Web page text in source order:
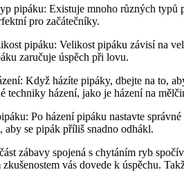
pipáku:​ Existuje mnoho různých typů
pro začátečníky.
pipáku: Velikost pipáku závisí na
zaručuje úspěch při‍ lovu.
Když házíte pipáky, dbejte na ⁣to,
techniky‌ házení, jako je ‌házení na
Po házení pipáku nastavte
aby se pipák příliš snadno odhákl.
zábavy ‍spojená s chytáním ryb
vás dovede k úspěchu.